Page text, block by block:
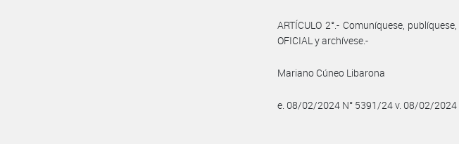
ARTÍCULO 2°.- Comuníquese,
OFICIAL y archívese.-
Mariano Cúneo Libarona
e. 08/02/2024 N° 5391/24 v. 08/02/2024